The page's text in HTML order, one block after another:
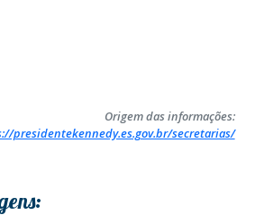
Origem das informações:
presidentekennedy.es.gov.br/secretarias/